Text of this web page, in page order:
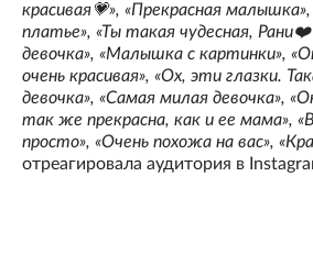
красивая💗», «Прекрасная
платье», «Ты такая чудесная,
девочка», «Малышка с картинки»,
очень красивая», «Ох, эти глазки.
девочка», «Самая милая девочка»,
так же прекрасна, как и ее мама»,
просто», «Очень похожа на вас»,
отреагировала аудитория в